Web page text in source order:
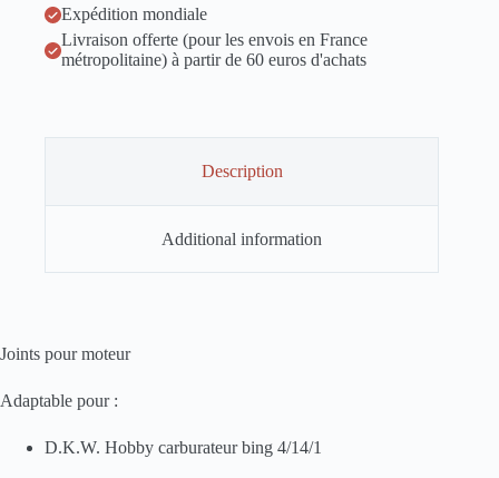
Expédition mondiale
Livraison offerte (pour les envois en France
métropolitaine) à partir de 60 euros d'achats
Description
Additional information
Joints pour moteur
Adaptable pour :
D.K.W. Hobby carburateur bing 4/14/1